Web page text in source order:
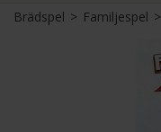
Brädspel> Familjespel>